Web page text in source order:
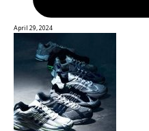
April 29, 2024